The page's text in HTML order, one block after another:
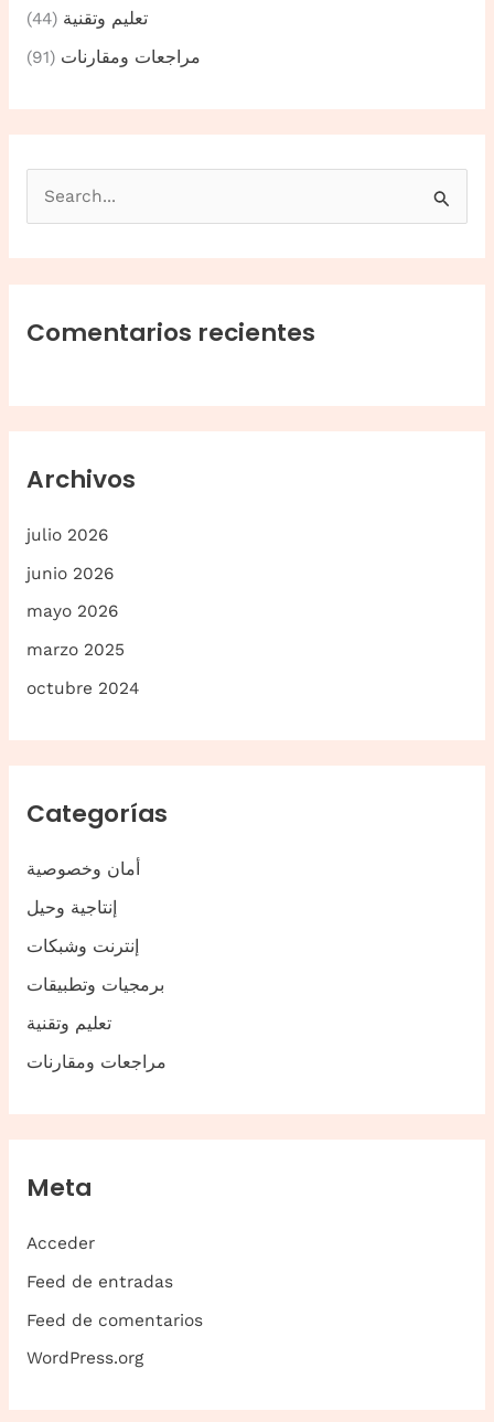
تعليم وتقنية (44)
مراجعات ومقارنات (91)
u
c
a
:
Comentarios recientes
Archivos
julio 2026
junio 2026
mayo 2026
marzo 2025
octubre 2024
Categorías
أمان وخصوصية
إنتاجية وحيل
إنترنت وشبكات
برمجيات وتطبيقات
تعليم وتقنية
مراجعات ومقارنات
Meta
Acceder
Feed de entradas
Feed de comentarios
WordPress.org